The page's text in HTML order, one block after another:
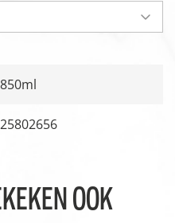
850ml
25802656
OOK